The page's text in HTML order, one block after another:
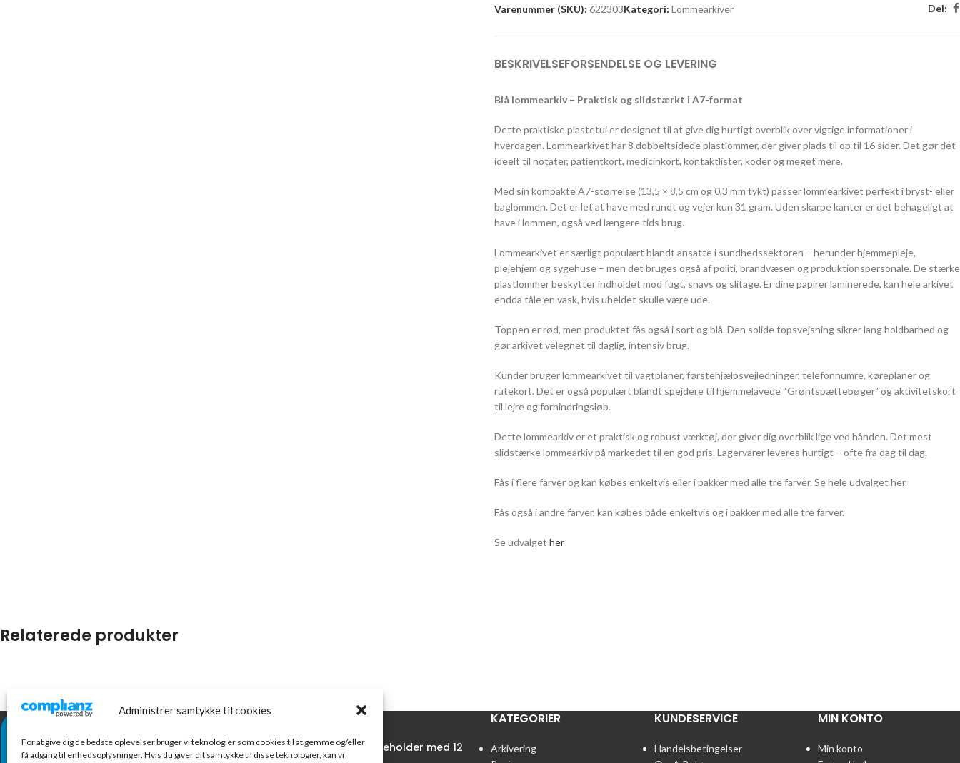
Administrer samtykke til cookies
For at give dig de bedste oplevelser bruger vi teknologier som cookies til at gemme og/eller
få adgang til enhedsoplysninger. Hvis du giver dit samtykke til disse teknologier, kan vi
Varenummer (SKU): 622303Kategori: Lommearkiver Del:
BESKRIVELSEFORSENDELSE OG LEVERING
Blå lommearkiv – Praktisk og slidstærkt i A7-format
Dette praktiske plastetui er designet til at give dig hurtigt overblik over vigtige informationer i
hverdagen. Lommearkivet har 8 dobbeltsidede plastlommer, der giver plads til op til 16 sider. Det gør det
ideelt til notater, patientkort, medicinkort, kontaktlister, koder og meget mere.
Med sin kompakte A7-størrelse (13,5 × 8,5 cm og 0,3 mm tykt) passer lommearkivet perfekt i bryst- eller
baglommen. Det er let at have med rundt og vejer kun 31 gram. Uden skarpe kanter er det behageligt at
have i lommen, også ved længere tids brug.
Lommearkivet er særligt populært blandt ansatte i sundhedssektoren – herunder hjemmepleje,
plejehjem og sygehuse – men det bruges også af politi, brandvæsen og produktionspersonale. De stærke
plastlommer beskytter indholdet mod fugt, snavs og slitage. Er dine papirer laminerede, kan hele arkivet
endda tåle en vask, hvis uheldet skulle være ude.
Toppen er rød, men produktet fås også i sort og blå. Den solide topsvejsning sikrer lang holdbarhed og
gør arkivet velegnet til daglig, intensiv brug.
Kunder bruger lommearkivet til vagtplaner, førstehjælpsvejledninger, telefonnumre, køreplaner og
rutekort. Det er også populært blandt spejdere til hjemmelavede “Grøntspættebøger” og aktivitetskort
til lejre og forhindringsløb.
Dette lommearkiv er et praktisk og robust værktøj, der giver dig overblik lige ved hånden. Det mest
slidstærke lommearkiv på markedet til en god pris. Lagervarer leveres hurtigt – ofte fra dag til dag.
Fås i flere farver og kan købes enkeltvis eller i pakker med alle tre farver. Se hele udvalget her.
Fås også i andre farver, kan købes både enkeltvis og i pakker med alle tre farver.
Se udvalget her
Relaterede produkter
NYESTE VARER
Container Penneholder med 12
KATEGORIER
Arkivering
KUNDESERVICE
Handelsbetingelser
MIN KONTO
Min konto